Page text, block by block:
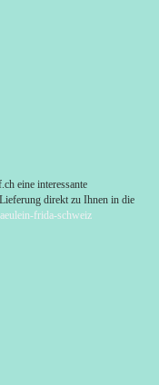
eine interessante
direkt zu Ihnen in die
frida-schweiz